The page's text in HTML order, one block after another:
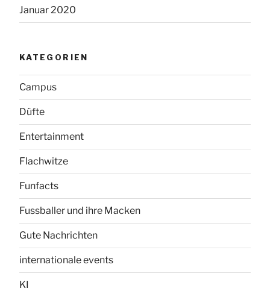
Januar 2020
KATEGORIEN
Campus
Düfte
Entertainment
Flachwitze
Funfacts
Fussballer und ihre Macken
Gute Nachrichten
internationale events
KI